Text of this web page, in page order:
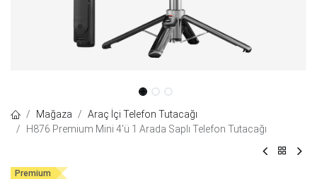
Mağaza
Araç İçi Telefon Tutacağı
H876 Premium Mini 4'ü 1 Arada Saplı Telefon Tutacağı
Premium